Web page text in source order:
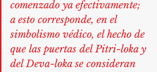
comenzado ya efectivamente;
a esto corresponde, en el
simbolismo védico, el hecho de
que las puertas del Pitri-loka y
del Deva-loka se consideran